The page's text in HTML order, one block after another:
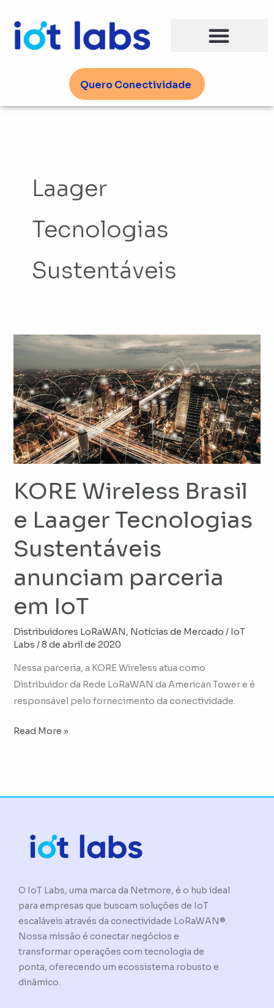
para
Quero Conectividade
Laager
Tecnologias
Sustentáveis
KORE Wireless Brasil
e Laager Tecnologias
Sustentáveis
anunciam parceria
em IoT
Distribuidores LoRaWAN, Notícias de Mercado / IoT
Labs/8 de abril de 2020
Nessa parceria, a KORE Wireless atua como
Distribuidor da Rede LoRaWAN da American Tower e é
responsável pelo fornecimento da conectividade.
KORE
Brasil
e
Laager
Tecnologias
Sustentáveis
anunciam
em
Read More »
O IoT Labs, uma marca da Netmore, é o hub ideal
para empresas que buscam soluções de IoT
escaláveis através da conectividade LoRaWAN®.
Nossa missão é conectar negócios e
transformar operações com tecnologia de
ponta, oferecendo um ecossistema robusto e
dinâmico.